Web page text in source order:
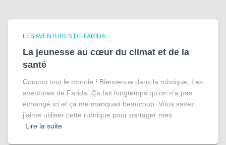
LES AVENTURES DE FARIDA
La jeunesse au cœur du climat et de la
santé
Coucou tout le monde ! Bienvenue dans la rubrique, Les
aventures de Farida. Ça fait longtemps qu’on n’a pas
échangé ici et ça me manquait beaucoup. Vous savez,
j’aime utiliser cette rubrique pour partager mes
Lire la suite